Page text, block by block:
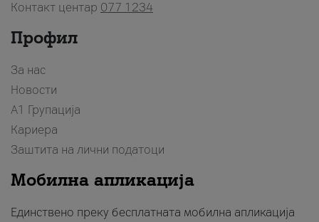
Контакт центар 077 1234
Профил
За нас
Новости
А1 Групација
Кариера
Заштита на лични податоци
Мобилна апликација
Единствено преку бесплатната мобилна апликација